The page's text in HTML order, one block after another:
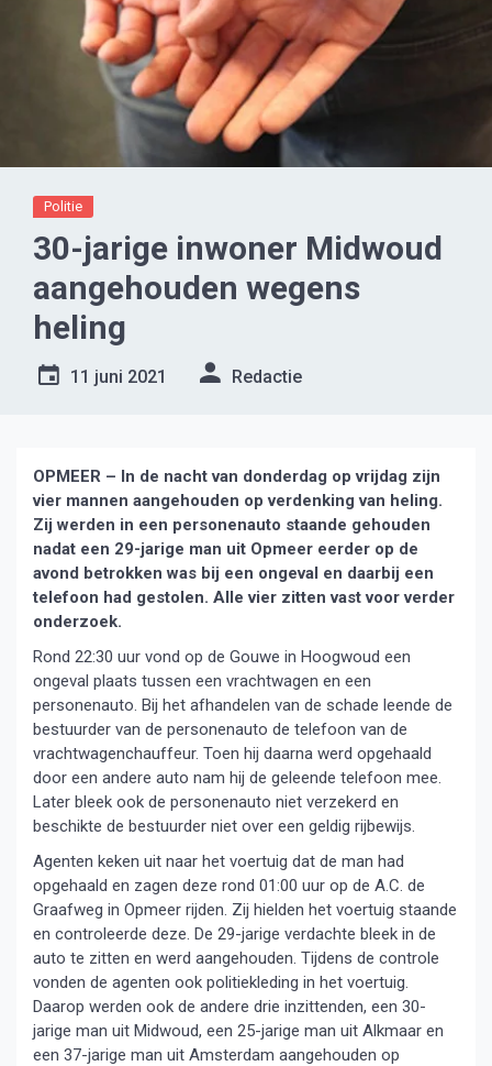
Politie
30-jarige inwoner Midwoud
aangehouden wegens
heling
11 juni 2021 Redactie
OPMEER – In de nacht van donderdag op vrijdag zijn
vier mannen aangehouden op verdenking van heling.
Zij werden in een personenauto staande gehouden
nadat een 29-jarige man uit Opmeer eerder op de
avond betrokken was bij een ongeval en daarbij een
telefoon had gestolen. Alle vier zitten vast voor verder
onderzoek.
Rond 22:30 uur vond op de Gouwe in Hoogwoud een
ongeval plaats tussen een vrachtwagen en een
personenauto. Bij het afhandelen van de schade leende de
bestuurder van de personenauto de telefoon van de
vrachtwagenchauffeur. Toen hij daarna werd opgehaald
door een andere auto nam hij de geleende telefoon mee.
Later bleek ook de personenauto niet verzekerd en
beschikte de bestuurder niet over een geldig rijbewijs.
Agenten keken uit naar het voertuig dat de man had
opgehaald en zagen deze rond 01:00 uur op de A.C. de
Graafweg in Opmeer rijden. Zij hielden het voertuig staande
en controleerde deze. De 29-jarige verdachte bleek in de
auto te zitten en werd aangehouden. Tijdens de controle
vonden de agenten ook politiekleding in het voertuig.
Daarop werden ook de andere drie inzittenden, een 30-
jarige man uit Midwoud, een 25-jarige man uit Alkmaar en
een 37-jarige man uit Amsterdam aangehouden op